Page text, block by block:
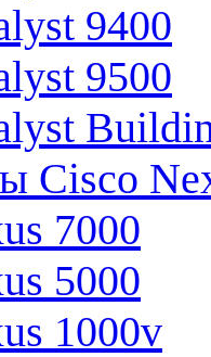
9400
9500
Cisco
7000
5000
1000v